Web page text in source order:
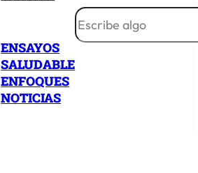
ENSAYOS
SALUDABLE
ENFOQUES
NOTICIAS